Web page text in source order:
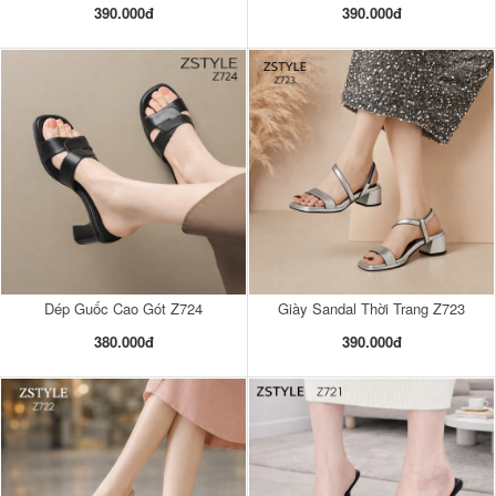
390.000đ
390.000đ
Dép Guốc Cao Gót Z724
380.000đ
Giày Sandal Thời Trang Z723
390.000đ